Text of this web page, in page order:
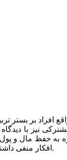
بر بستر
نیز با
حفظ مال و
افکار منفی داشته باشد و انتظار وقایع نامطلوب را بکشد. به اینگونه افراد (بدبین) می گویند.